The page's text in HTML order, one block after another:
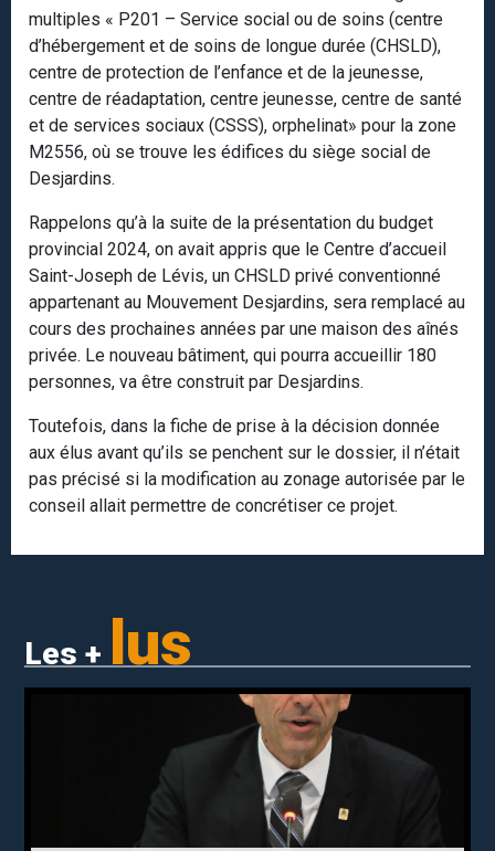
multiples « P201 – Service social ou de soins (centre
d’hébergement et de soins de longue durée (CHSLD),
centre de protection de l’enfance et de la jeunesse,
centre de réadaptation, centre jeunesse, centre de santé
et de services sociaux (CSSS), orphelinat» pour la zone
M2556, où se trouve les édifices du siège social de
Desjardins.
Rappelons qu’à la suite de la présentation du budget
provincial 2024, on avait appris que le Centre d’accueil
Saint-Joseph de Lévis, un CHSLD privé conventionné
appartenant au Mouvement Desjardins, sera remplacé au
cours des prochaines années par une maison des aînés
privée. Le nouveau bâtiment, qui pourra accueillir 180
personnes, va être construit par Desjardins.
Toutefois, dans la fiche de prise à la décision donnée
aux élus avant qu’ils se penchent sur le dossier, il n’était
pas précisé si la modification au zonage autorisée par le
conseil allait permettre de concrétiser ce projet.
Les + lus